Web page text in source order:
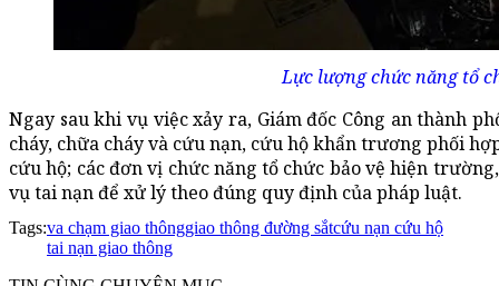
Lực lượng chức năng tổ
Ngay sau khi vụ việc xảy ra, Giám đốc Công an thành
cháy, chữa cháy và cứu nạn, cứu hộ khẩn trương phối
cứu hộ; các đơn vị chức năng tổ chức bảo vệ hiện
vụ tai nạn để xử lý theo đúng quy định của pháp luật.
Tags:va chạm giao thônggiao thông đường sắtcứu nạn cứu hộ
tai nạn giao thông